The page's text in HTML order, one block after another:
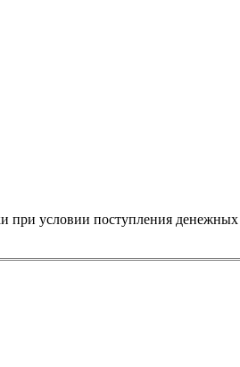
условии поступления